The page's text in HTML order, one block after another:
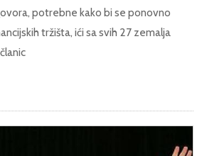
potrebne kako bi se ponovno
tržišta, ići sa svih 27 zemalja